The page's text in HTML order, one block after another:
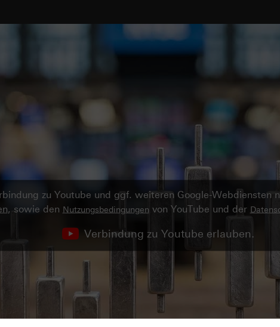
zu Youtube und ggf. weiteren Google-Webdiensten
, sowie den Nutzungsbedingungen von YouTube und der
Verbindung zu Youtube erlauben.